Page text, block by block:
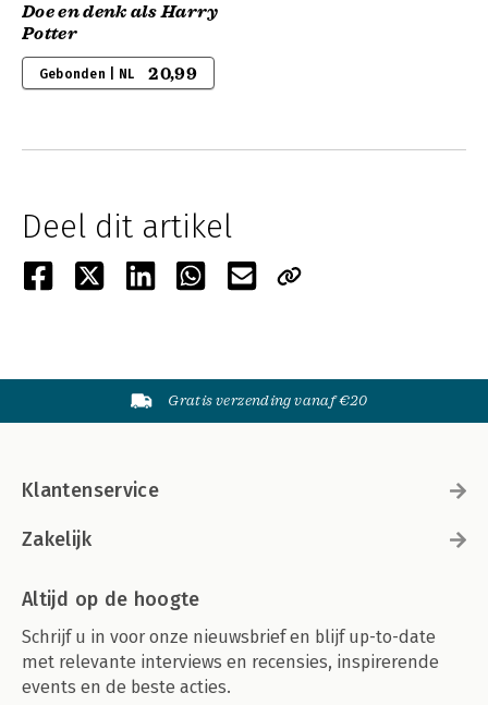
Doe en denk als Harry
Potter
Gebonden | NL 20,99
Deel dit artikel
Gratis verzending vanaf €20
Klantenservice
Zakelijk
Altijd op de hoogte
Schrijf u in voor onze nieuwsbrief en blijf up-to-date
met relevante interviews en recensies, inspirerende
events en de beste acties.